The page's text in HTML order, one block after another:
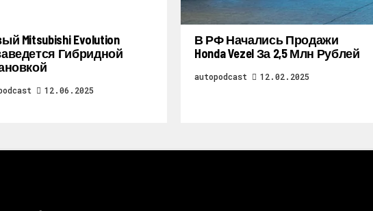
Mitsubishi Evolution
Гибридной
12.06.2025
В РФ Начались Продажи
Honda Vezel За 2,5 Млн Рублей
autopodcast 12.02.2025